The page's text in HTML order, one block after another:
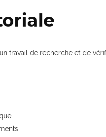
travail de recherche et de